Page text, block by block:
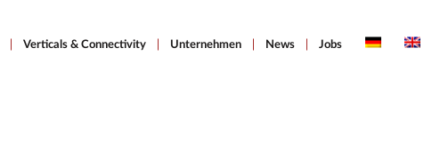
Verticals & Connectivity Unternehmen News Jobs